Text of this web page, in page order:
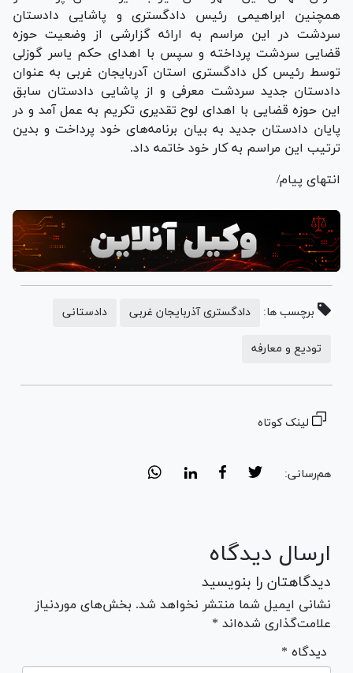
همچنین ابراهیمی رئیس دادگستری و پاشایی دادستان
سردشت در این مراسم به ارائه گزارشی از وضعیت حوزه
قضایی سردشت پرداخته و سپس با اهدای حکم یاسر گوزلی
توسط رئیس کل دادگستری استان آدربایجان غربی به عنوان
دادستان جدید سردشت معرفی و از پاشایی دادستان سابق
این حوزه قضایی با اهدای لوح تقدیری تکریم به عمل آمد و در
پایان دادستان جدید به بیان برنامه‌های خود پرداخت و بدین
ترتیب این مراسم به کار خود خاتمه داد.
انتهای پیام/
برچسب ها: دادگستری آذربایجان غربی دادستانی
تودیع و معارفه
لینک کوتاه
هم‌رسانی:
ارسال دیدگاه
دیدگاهتان را بنویسید
نشانی ایمیل شما منتشر نخواهد شد. بخش‌های موردنیاز
علامت‌گذاری شده‌اند *
* دیدگاه